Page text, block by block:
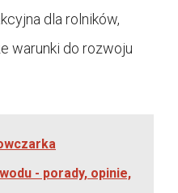
dla rolników,
warunki do rozwoju
- porady, opinie,